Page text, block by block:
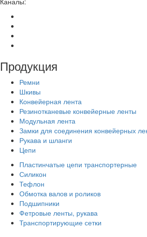
Продукция
Ремни
Шкивы
Конвейерная лента
Резинотканевые конвейерные ленты
Модульная лента
Замки для соединения конвейерных
Рукава и шланги
Цепи
Пластинчатые цепи транспортерные
Силикон
Тефлон
Обмотка валов и роликов
Подшипники
Фетровые ленты, рукава
Транспортирующие сетки